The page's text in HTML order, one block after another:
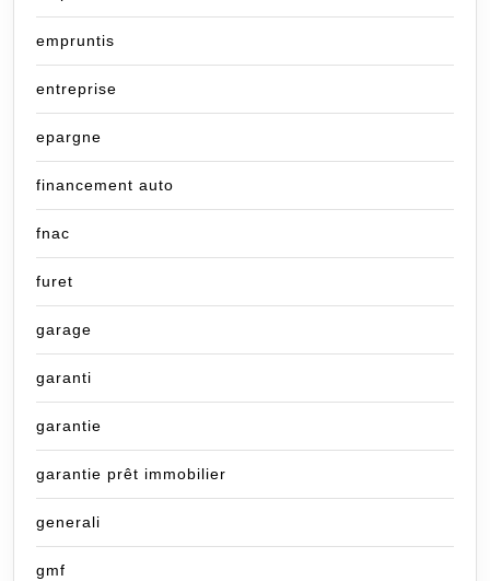
empruntis
entreprise
epargne
financement auto
fnac
furet
garage
garanti
garantie
garantie prêt immobilier
generali
gmf